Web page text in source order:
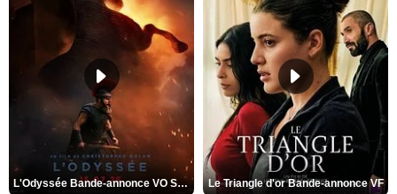
L'Odyssée Bande-annonce VO STFR Le Triangle d'or Bande-annonce VF